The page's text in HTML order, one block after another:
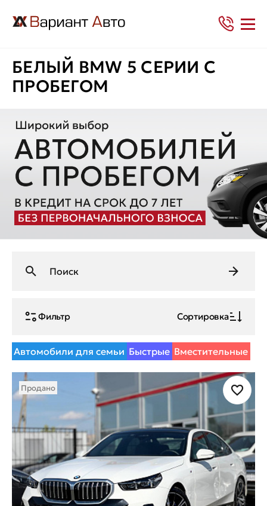
БЕЛЫЙ BMW 5 СЕРИИ С
ПРОБЕГОМ
Фильтр Сортировка
Автомобили для семьи Быстрые Вместительные
Продано